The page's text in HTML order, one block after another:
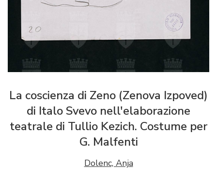
La coscienza di Zeno (Zenova Izpoved)
di Italo Svevo nell'elaborazione
teatrale di Tullio Kezich. Costume per
G. Malfenti
Dolenc, Anja